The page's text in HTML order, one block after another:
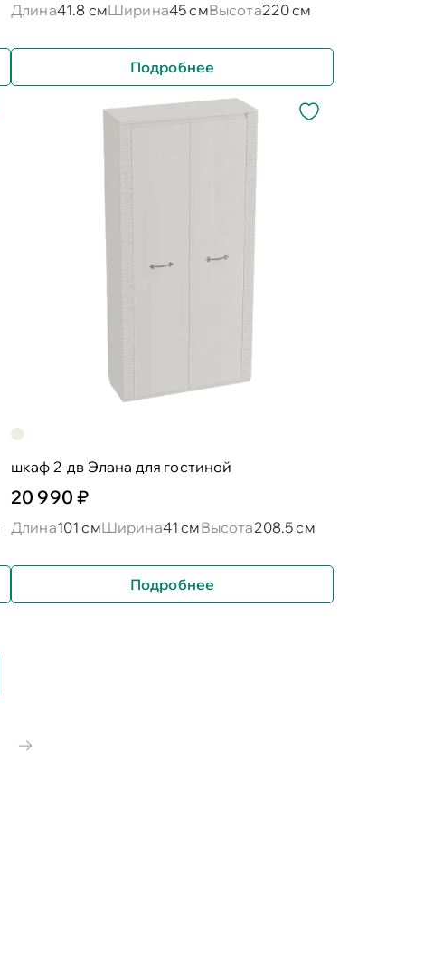
Длина41.8 смШирина45 смВысота220 см
Подробнее
шкаф 2-дв Элана для гостиной
20 990 ₽
Длина101 смШирина41 смВысота208.5 см
Подробнее